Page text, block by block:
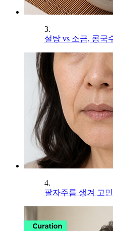
3.
설탕 vs 소금, 콩국
4.
팔자주름 생겨 고